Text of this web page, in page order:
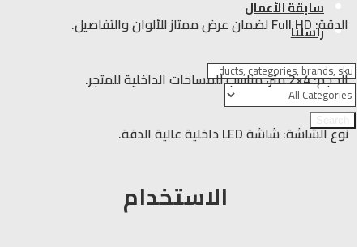
سابقة الأعمال
راسلناالدقة: Full HD لضمان عرض ممتاز للألوان والتفاصيل.
الحجم: 4×2 متر، مناسب للمساحات الداخلية للمتجر.
نوع الشاشة: شاشة LED داخلية عالية الدقة.
الاستخدام